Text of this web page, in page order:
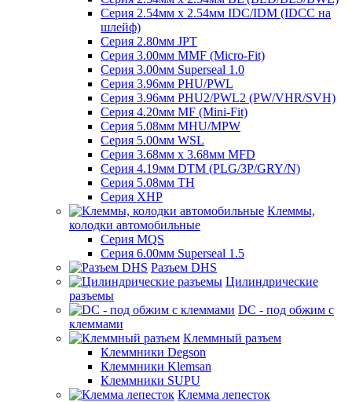
Серия 2.54мм х 2.54мм IDC/IDM (IDCC на
шлейф)
Серия 2.80мм JPT
Серия 3.00мм MMF (Micro-Fit)
Серия 3.00мм Superseal 1.0
Серия 3.96мм PHU/PWL
Серия 3.96мм PHU2/PWL2 (PW/VHR/SVH)
Серия 4.20мм MF (Mini-Fit)
Серия 5.08мм MHU/MPW
Серия 5.00мм WSL
Серия 3.68мм х 3.68мм MFD
Серия 4.19мм DTM (PLG/3P/GRY/N)
Серия 5.08мм TH
Серия XHP
Клеммы,
колодки автомобильные
Серия MQS
Серия 6.00мм Superseal 1.5
Разъем DHS
Цилиндрические
разъемы
DC - под обжим с
клеммами
Клеммный разъем
Клеммники Degson
Клеммники Klemsan
Клеммники SUPU
Клемма лепесток